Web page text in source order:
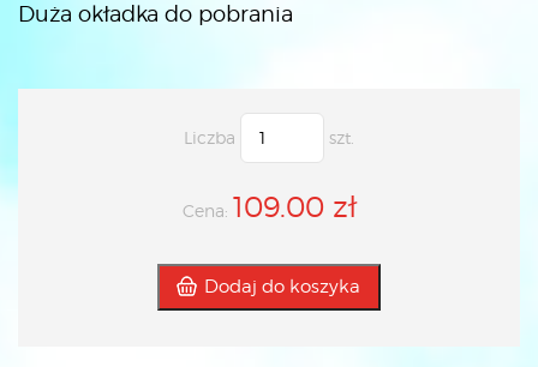
Duża okładka do pobrania
Liczba szt.
Cena: 109.00 zł
Dodaj do koszyka